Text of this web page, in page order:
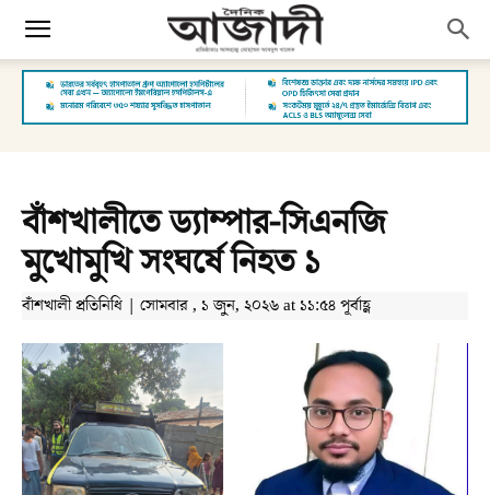
বাঁশখালীতে ড্যাম্পার-সিএনজি
মুখোমুখি সংঘর্ষে নিহত ১
বাঁশখালী প্রতিনিধি | সোমবার , ১ জুন, ২০২৬ at ১১:৫৪ পূর্বাহ্ণ